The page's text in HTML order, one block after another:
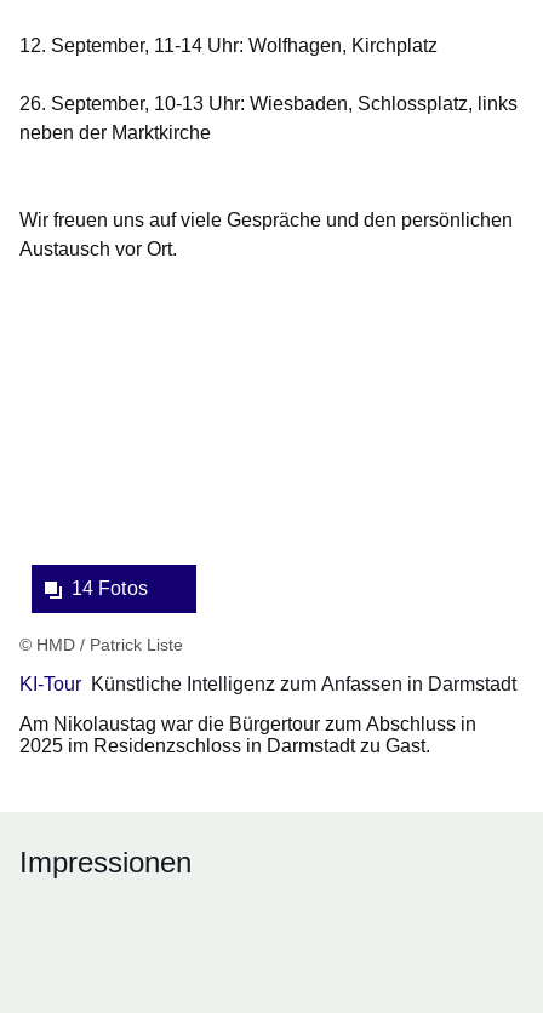
12. September, 11-14 Uhr: Wolfhagen, Kirchplatz
26. September, 10-13 Uhr: Wiesbaden, Schlossplatz, links
neben der Marktkirche
Wir freuen uns auf viele Gespräche und den persönlichen
Austausch vor Ort.
14 Fotos
© HMD / Patrick Liste
KI-Tour Künstliche Intelligenz zum Anfassen in Darmstadt
Am Nikolaustag war die Bürgertour zum Abschluss in
2025 im Residenzschloss in Darmstadt zu Gast.
Impressionen